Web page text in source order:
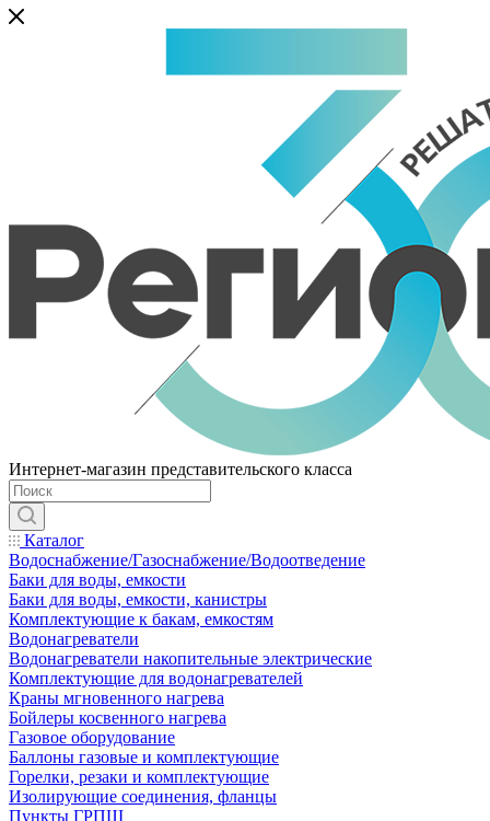
Интернет-магазин представительского класса
Каталог
Водоснабжение/Газоснабжение/Водоотведение
Баки для воды, емкости
Баки для воды, емкости, канистры
Комплектующие к бакам, емкостям
Водонагреватели
Водонагреватели накопительные электрические
Комплектующие для водонагревателей
Краны мгновенного нагрева
Бойлеры косвенного нагрева
Газовое оборудование
Баллоны газовые и комплектующие
Горелки, резаки и комплектующие
Изолирующие соединения, фланцы
Пункты ГРПШ